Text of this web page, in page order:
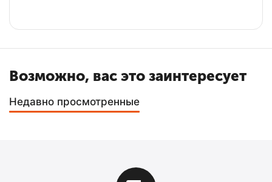
Возможно, вас это заинтересует
Недавно просмотренные